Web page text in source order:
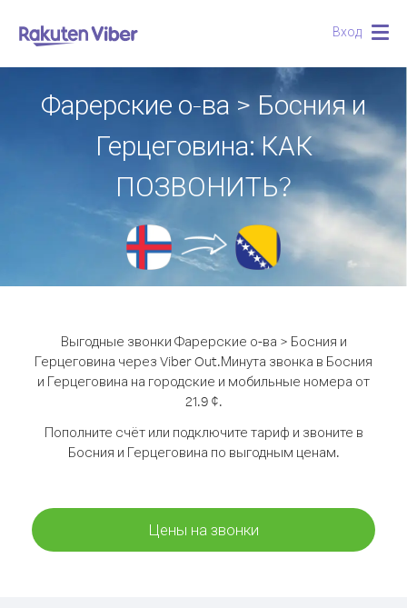
Вход
Фарерские о-ва > Босния и
Герцеговина: КАК
ПОЗВОНИТЬ?
Выгодные звонки Фарерские о-ва > Босния и
Герцеговина через Viber Out.Минута звонка в Босния
и Герцеговина на городские и мобильные номера от
21.9 ¢.
Пополните счёт или подключите тариф и звоните в
Босния и Герцеговина по выгодным ценам.
Цены на звонки